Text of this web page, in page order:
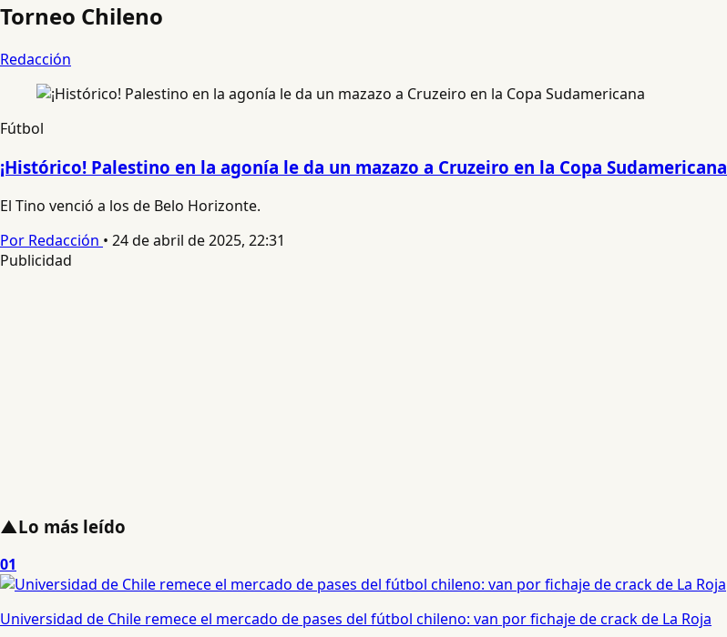
Torneo Chileno
Redacción
Fútbol
¡Histórico! Palestino en la agonía le da un mazazo a Cruzeiro en la Copa Sudamericana
El Tino venció a los de Belo Horizonte.
Por Redacción • 24 de abril de 2025, 22:31
Publicidad
▲Lo más leído
01
Universidad de Chile remece el mercado de pases del fútbol chileno: van por fichaje de crack de La Roja